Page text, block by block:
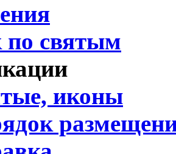
по святым
иконы